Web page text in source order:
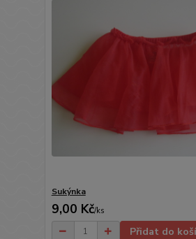
Sukýnka
9,00 Kč/ks
Přidat do